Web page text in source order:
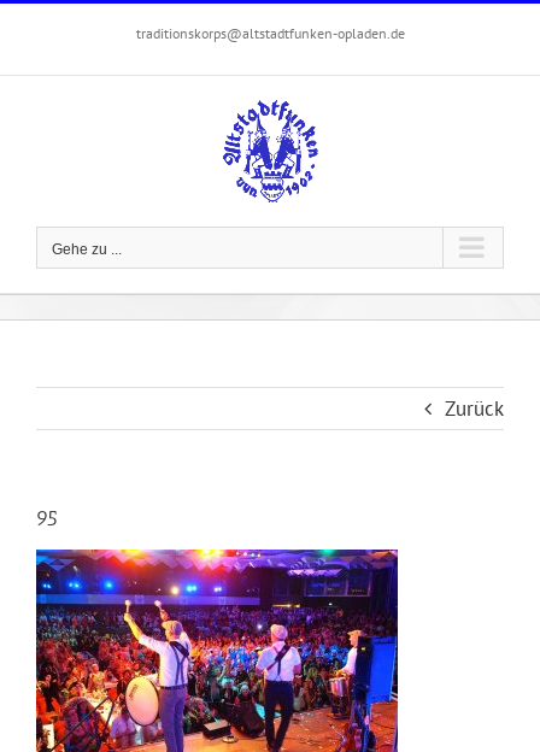
springen
traditionskorps@altstadtfunken-opladen.de
Gehe zu ...
Zurück
95